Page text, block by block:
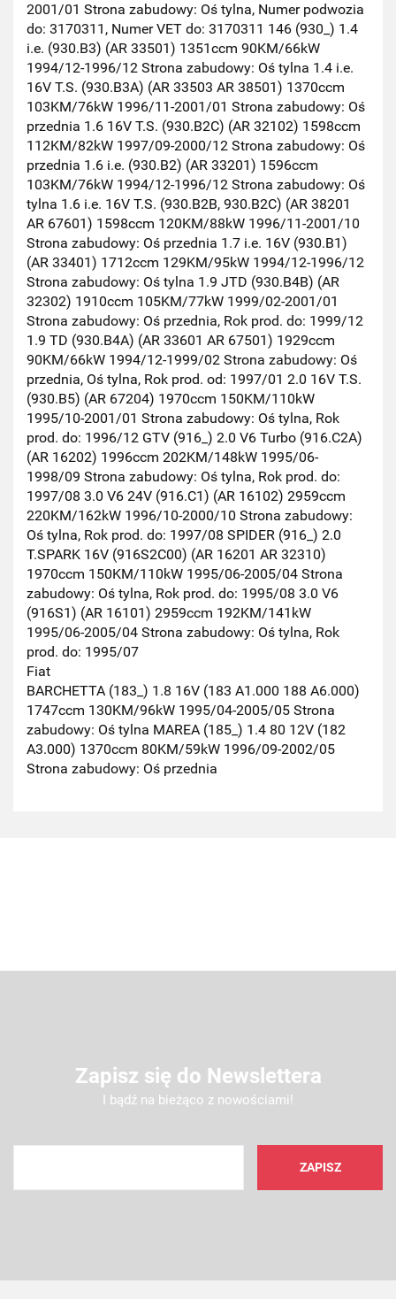
2001/01 Strona zabudowy: Oś tylna, Numer podwozia
do: 3170311, Numer VET do: 3170311 146 (930_) 1.4
i.e. (930.B3) (AR 33501) 1351ccm 90KM/66kW
1994/12-1996/12 Strona zabudowy: Oś tylna 1.4 i.e.
16V T.S. (930.B3A) (AR 33503 AR 38501) 1370ccm
103KM/76kW 1996/11-2001/01 Strona zabudowy: Oś
przednia 1.6 16V T.S. (930.B2C) (AR 32102) 1598ccm
112KM/82kW 1997/09-2000/12 Strona zabudowy: Oś
przednia 1.6 i.e. (930.B2) (AR 33201) 1596ccm
103KM/76kW 1994/12-1996/12 Strona zabudowy: Oś
tylna 1.6 i.e. 16V T.S. (930.B2B, 930.B2C) (AR 38201
AR 67601) 1598ccm 120KM/88kW 1996/11-2001/10
Strona zabudowy: Oś przednia 1.7 i.e. 16V (930.B1)
(AR 33401) 1712ccm 129KM/95kW 1994/12-1996/12
Strona zabudowy: Oś tylna 1.9 JTD (930.B4B) (AR
32302) 1910ccm 105KM/77kW 1999/02-2001/01
Strona zabudowy: Oś przednia, Rok prod. do: 1999/12
1.9 TD (930.B4A) (AR 33601 AR 67501) 1929ccm
90KM/66kW 1994/12-1999/02 Strona zabudowy: Oś
przednia, Oś tylna, Rok prod. od: 1997/01 2.0 16V T.S.
(930.B5) (AR 67204) 1970ccm 150KM/110kW
1995/10-2001/01 Strona zabudowy: Oś tylna, Rok
prod. do: 1996/12 GTV (916_) 2.0 V6 Turbo (916.C2A)
(AR 16202) 1996ccm 202KM/148kW 1995/06-
1998/09 Strona zabudowy: Oś tylna, Rok prod. do:
1997/08 3.0 V6 24V (916.C1) (AR 16102) 2959ccm
220KM/162kW 1996/10-2000/10 Strona zabudowy:
Oś tylna, Rok prod. do: 1997/08 SPIDER (916_) 2.0
T.SPARK 16V (916S2C00) (AR 16201 AR 32310)
1970ccm 150KM/110kW 1995/06-2005/04 Strona
zabudowy: Oś tylna, Rok prod. do: 1995/08 3.0 V6
(916S1) (AR 16101) 2959ccm 192KM/141kW
1995/06-2005/04 Strona zabudowy: Oś tylna, Rok
prod. do: 1995/07
Fiat
BARCHETTA (183_) 1.8 16V (183 A1.000 188 A6.000)
1747ccm 130KM/96kW 1995/04-2005/05 Strona
zabudowy: Oś tylna MAREA (185_) 1.4 80 12V (182
A3.000) 1370ccm 80KM/59kW 1996/09-2002/05
Strona zabudowy: Oś przednia
Zapisz się do Newslettera
I bądź na bieżąco z nowościami!